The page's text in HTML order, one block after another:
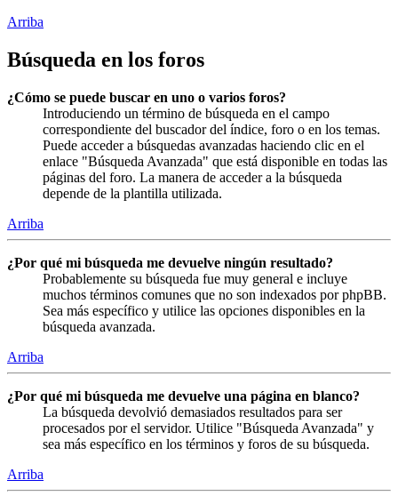
Arriba
Búsqueda en los foros
¿Cómo se puede buscar en uno o varios foros?
Introduciendo un término de búsqueda en el campo
correspondiente del buscador del índice, foro o en los temas.
Puede acceder a búsquedas avanzadas haciendo clic en el
enlace "Búsqueda Avanzada" que está disponible en todas las
páginas del foro. La manera de acceder a la búsqueda
depende de la plantilla utilizada.
Arriba
¿Por qué mi búsqueda me devuelve ningún resultado?
Probablemente su búsqueda fue muy general e incluye
muchos términos comunes que no son indexados por phpBB.
Sea más específico y utilice las opciones disponibles en la
búsqueda avanzada.
Arriba
¿Por qué mi búsqueda me devuelve una página en blanco?
La búsqueda devolvió demasiados resultados para ser
procesados por el servidor. Utilice "Búsqueda Avanzada" y
sea más específico en los términos y foros de su búsqueda.
Arriba